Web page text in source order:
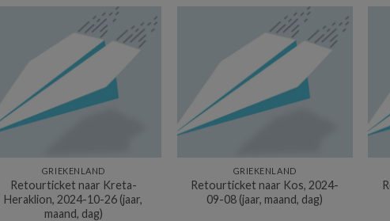
GRIEKENLAND
Retourticket naar Kreta-
Heraklion, 2024-10-26 (jaar,
maand, dag)
GRIEKENLAND
Retourticket naar Kos, 2024-
09-08 (jaar, maand, dag)